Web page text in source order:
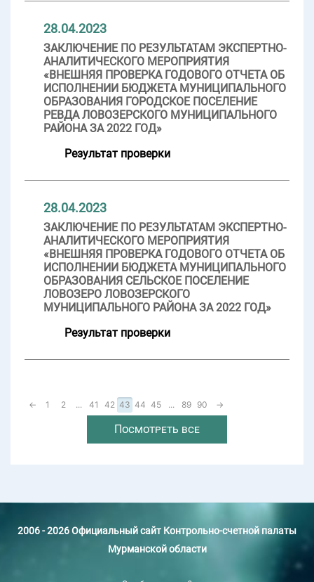
28.04.2023
ЗАКЛЮЧЕНИЕ ПО РЕЗУЛЬТАТАМ ЭКСПЕРТНО-
АНАЛИТИЧЕСКОГО МЕРОПРИЯТИЯ
«ВНЕШНЯЯ ПРОВЕРКА ГОДОВОГО ОТЧЕТА ОБ
ИСПОЛНЕНИИ БЮДЖЕТА МУНИЦИПАЛЬНОГО
ОБРАЗОВАНИЯ ГОРОДСКОЕ ПОСЕЛЕНИЕ
РЕВДА ЛОВОЗЕРСКОГО МУНИЦИПАЛЬНОГО
РАЙОНА ЗА 2022 ГОД»
Результат проверки
28.04.2023
ЗАКЛЮЧЕНИЕ ПО РЕЗУЛЬТАТАМ ЭКСПЕРТНО-
АНАЛИТИЧЕСКОГО МЕРОПРИЯТИЯ
«ВНЕШНЯЯ ПРОВЕРКА ГОДОВОГО ОТЧЕТА ОБ
ИСПОЛНЕНИИ БЮДЖЕТА МУНИЦИПАЛЬНОГО
ОБРАЗОВАНИЯ СЕЛЬСКОЕ ПОСЕЛЕНИЕ
ЛОВОЗЕРО ЛОВОЗЕРСКОГО
МУНИЦИПАЛЬНОГО РАЙОНА ЗА 2022 ГОД»
Результат проверки
← 1 2 ... 41 42 43 44 45 ... 89 90 →
Посмотреть все
2006 - 2026 Официальный сайт Контрольно-счетной палаты
Мурманской области